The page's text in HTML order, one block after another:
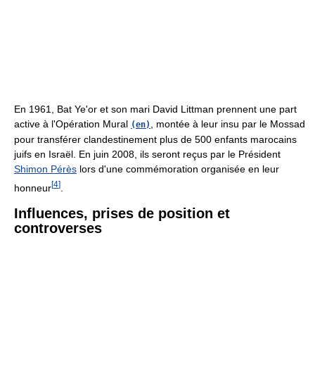
En 1961, Bat Ye'or et son mari David Littman prennent une part
active à l'Opération Mural (en) , montée à leur insu par le Mossad
pour transférer clandestinement plus de 500 enfants marocains
juifs en Israël. En juin 2008, ils seront reçus par le Président
Shimon Pérès lors d'une commémoration organisée en leur
honneur[4]
Influences, prises de position et
controverses